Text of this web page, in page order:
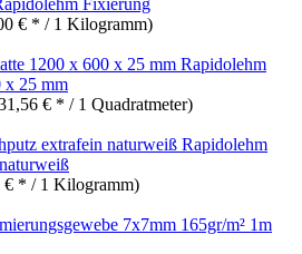
Fixierung
€ * / 1 Kilogramm)
Rapidolehm
x 25 mm
€ * / 1 Quadratmeter)
Rapidolehm
€ * / 1 Kilogramm)